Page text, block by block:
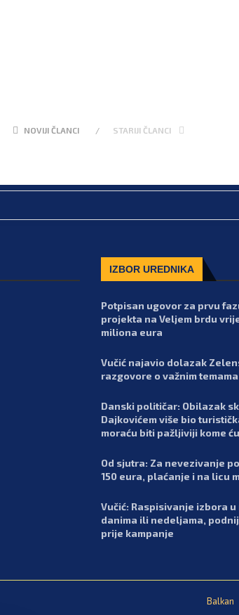
NOVIJI ČLANCI STARIJI ČLANCI
IZBOR UREDNIKA
Potpisan ugovor za prvu
projekta na Veljem brdu
miliona eura
Vučić najavio dolazak
razgovore o važnim temama
Danski političar: Obilazak
Dajkovićem više bio
moraću biti pažljiviji kome
Od sjutra: Za nevezivanje
150 eura, plaćanje i na licu
Vučić: Raspisivanje izbora
danima ili nedeljama,
prije kampanje
Balkan